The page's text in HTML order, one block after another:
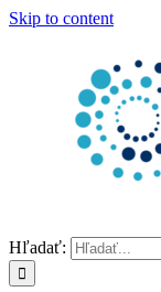
Skip to content
Hľadať: